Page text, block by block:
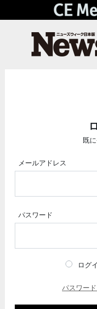
既
メールアドレス
パスワード
ログ
パスワー